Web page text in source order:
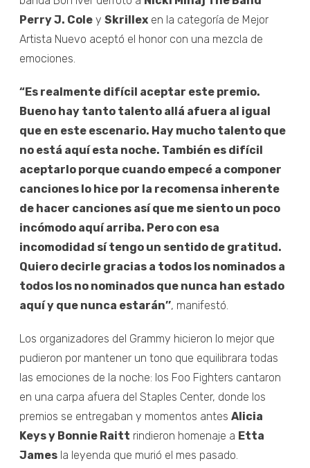
Perry J. Cole y Skrillex en la categoría de Mejor
Artista Nuevo aceptó el honor con una mezcla de
emociones.
“Es realmente difícil aceptar este premio.
Bueno hay tanto talento allá afuera al igual
que en este escenario. Hay mucho talento que
no está aquí esta noche. También es difícil
aceptarlo porque cuando empecé a componer
canciones lo hice por la recomensa inherente
de hacer canciones así que me siento un poco
incómodo aquí arriba. Pero con esa
incomodidad sí tengo un sentido de gratitud.
Quiero decirle gracias a todos los nominados a
todos los no nominados que nunca han estado
aquí y que nunca estarán’’, manifestó.
Los organizadores del Grammy hicieron lo mejor que
pudieron por mantener un tono que equilibrara todas
las emociones de la noche: los Foo Fighters cantaron
en una carpa afuera del Staples Center, donde los
premios se entregaban y momentos antes Alicia
Keys y Bonnie Raitt rindieron homenaje a Etta
James la leyenda que murió el mes pasado.